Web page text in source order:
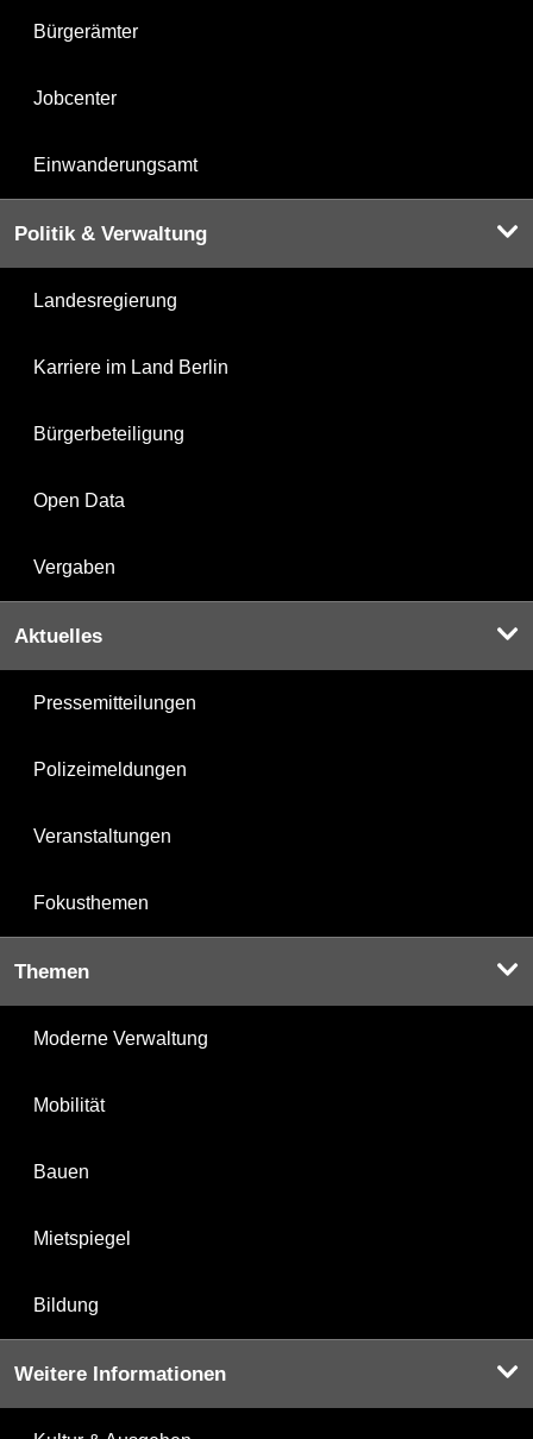
Bürgerämter
Jobcenter
Einwanderungsamt
Politik & Verwaltung
Landesregierung
Karriere im Land Berlin
Bürgerbeteiligung
Open Data
Vergaben
Aktuelles
Pressemitteilungen
Polizeimeldungen
Veranstaltungen
Fokusthemen
Themen
Moderne Verwaltung
Mobilität
Bauen
Mietspiegel
Bildung
Weitere Informationen